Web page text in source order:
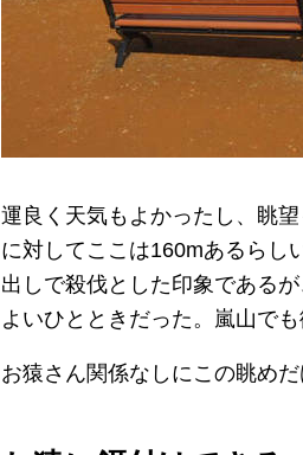
運良く天気もよかったし、眺
に対してここは160mあるらし
出しで殺伐とした印象である
よいひとときだった。嵐山で
お猿さん関係なしにこの眺めだ